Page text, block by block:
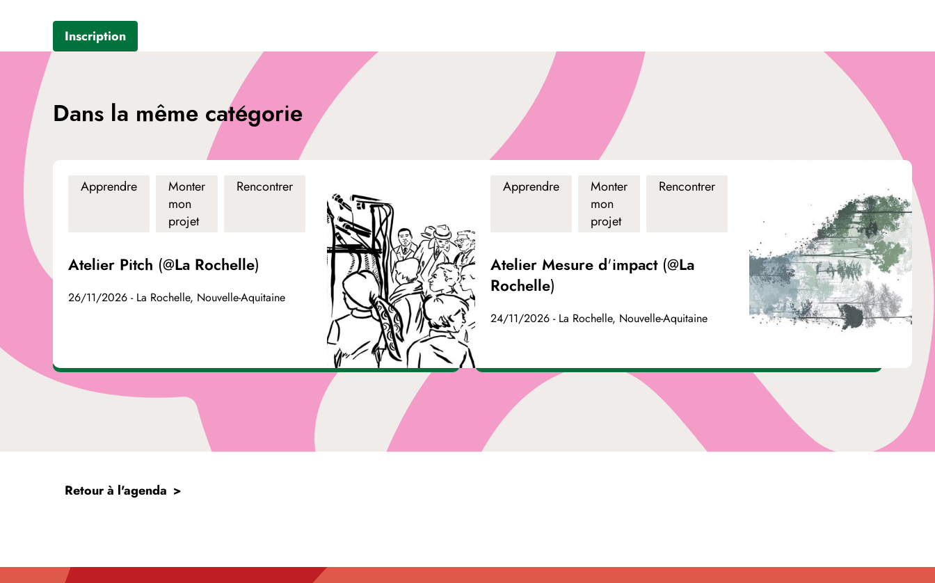
Inscription
Dans la même catégorie
Apprendre
Monter
mon
projet
Rencontrer
Atelier Pitch (@La Rochelle)
26/11/2026 - La Rochelle, Nouvelle-Aquitaine
Apprendre
Monter
mon
projet
Rencontrer
Atelier Mesure d'impact (@La
Rochelle)
24/11/2026 - La Rochelle, Nouvelle-Aquitaine
Retour à l'agenda